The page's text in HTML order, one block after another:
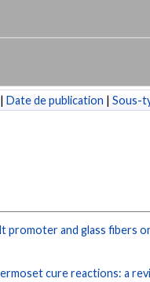
| Date de publication | Sous-
promoter and glass fibers
cure reactions: a